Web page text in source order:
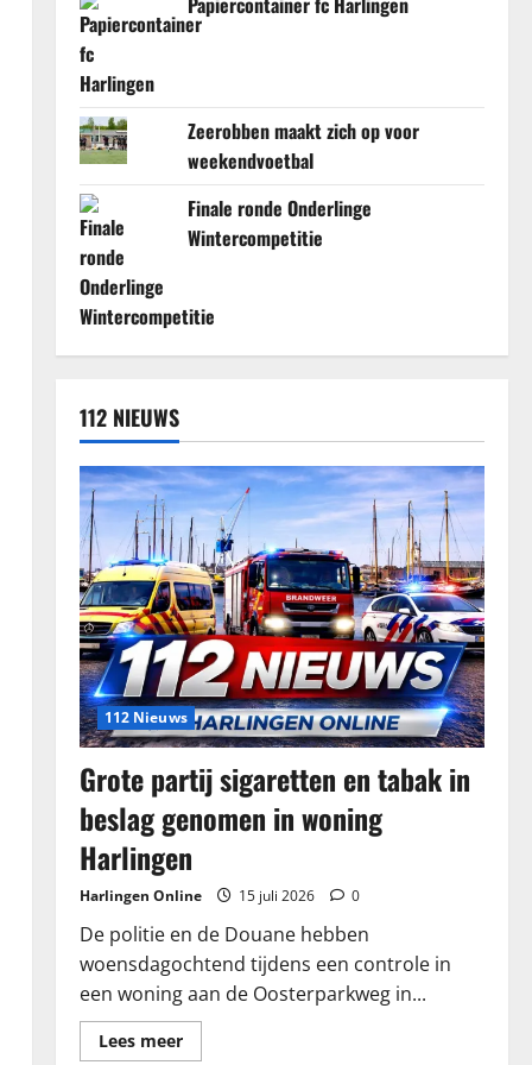
Zeerobben maakt zich op voor
weekendvoetbal
Finale ronde Onderlinge
Wintercompetitie
112 NIEUWS
112 Nieuws
Grote partij sigaretten en tabak in
beslag genomen in woning
Harlingen
Harlingen Online 15 juli 2026 0
De politie en de Douane hebben
woensdagochtend tijdens een controle in
een woning aan de Oosterparkweg in...
Lees meerLees
meer